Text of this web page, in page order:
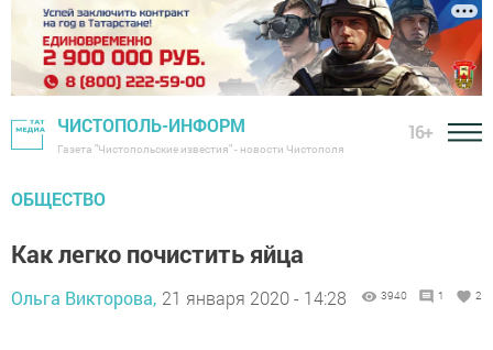
ЧИСТОПОЛЬ-ИНФОРМ
Газета "Чистопольские известия" - новости Чистополя
16+
ОБЩЕСТВО
Как легко почистить яйца
Ольга Викторова, 21 января 2020 - 14:28 3940 1 2